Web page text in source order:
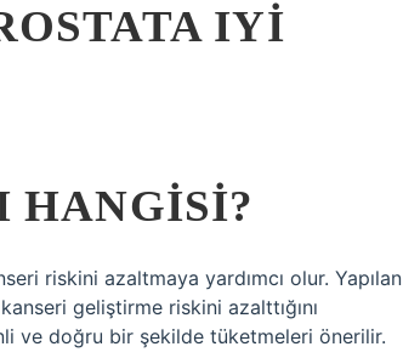
IYI
HANGISI?
riskini azaltmaya yardımcı olur. Yapılan
geliştirme riskini azalttığını
ve doğru bir şekilde tüketmeleri önerilir.